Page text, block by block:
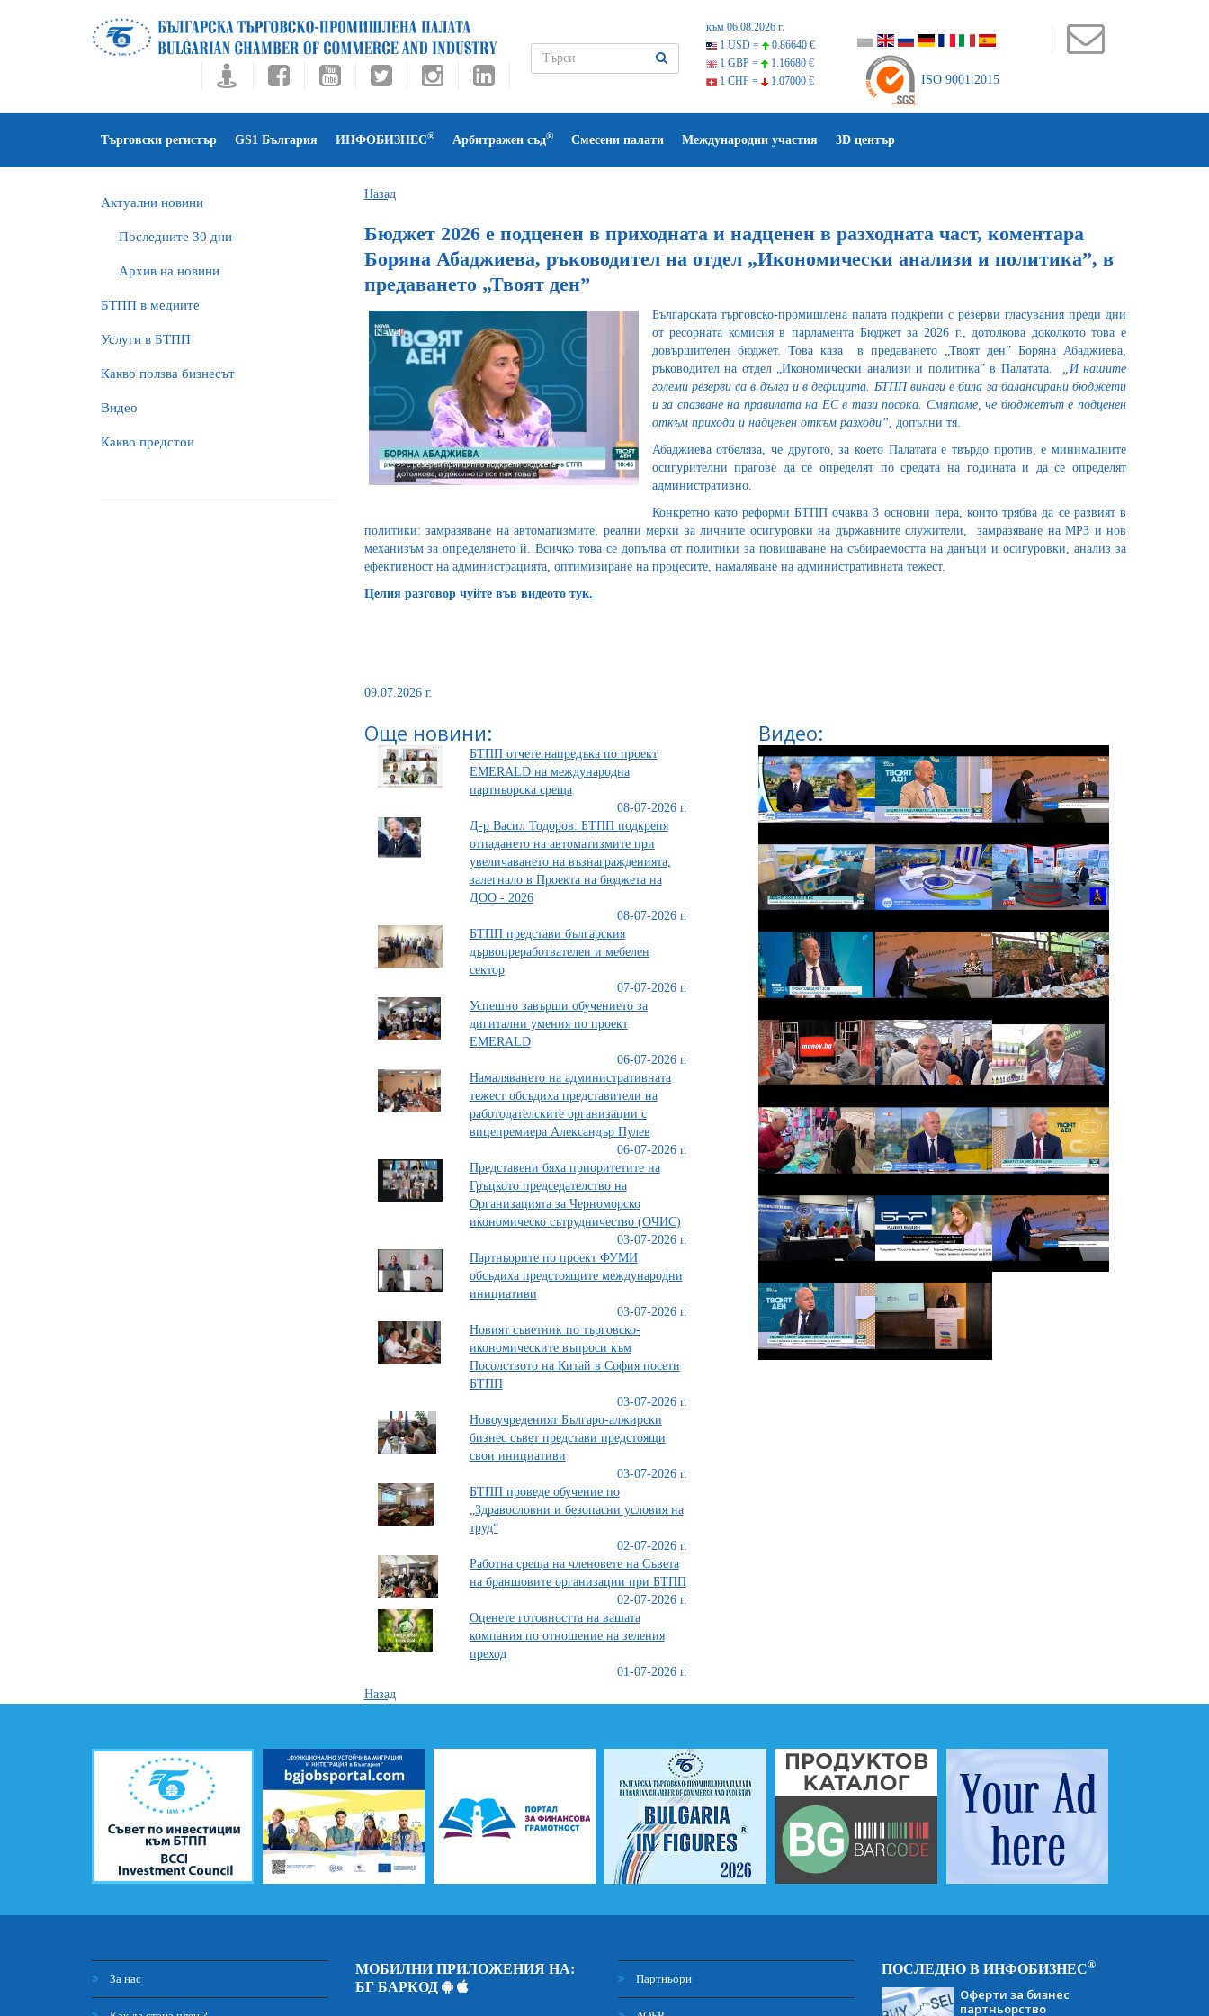
към 06.08.2026 г.
1 USD =
0.86640 €
1 GBP =
1.16680 €
1 CHF =
1.07000 € ISO 9001:2015
Търговски регистър GS1 България ИНФОБИЗНЕС® Арбитражен съд® Смесени палати Международни участия 3D център
Актуални новини
Последните 30 дни
Архив на новини
БTПП в медиите
Услуги в БТПП
Какво ползва бизнесът
Видео
Какво предстои
Назад
Бюджет 2026 е подценен в приходната и надценен в разходната част, коментара
Боряна Абаджиева, ръководител на отдел „Икономически анализи и политика”, в
предаването „Твоят ден”
Българската търговско-промишлена палата подкрепи с резерви гласувания преди дни
от ресорната комисия в парламента Бюджет за 2026 г., дотолкова доколкото това е
довършителен бюджет. Това каза в предаването „Твоят ден” Боряна Абаджиева,
ръководител на отдел „Икономически анализи и политика” в Палатата. „И нашите
големи резерви са в дълга и в дефицита. БТПП винаги е била за балансирани бюджети
и за спазване на правилата на ЕС в тази посока. Смятаме, че бюджетът е подценен
откъм приходи и надценен откъм разходи”, допълни тя.
Абаджиева отбеляза, че другото, за което Палатата е твърдо против, е минималните
осигурителни прагове да се определят по средата на годината и да се определят
административно.
Конкретно като реформи БТПП очаква 3 основни пера, които трябва да се развият в
политики: замразяване на автоматизмите, реални мерки за личните осигуровки на държавните служители, замразяване на МРЗ и нов
механизъм за определянето й. Всичко това се допълва от политики за повишаване на събираемостта на данъци и осигуровки, анализ за
ефективност на администрацията, оптимизиране на процесите, намаляване на административната тежест.
Целия разговор чуйте във видеото тук.
09.07.2026 г.
Още новини:
БТПП отчете напредъка по проект
EMERALD на международна
партньорска среща
08-07-2026 г.
Д-р Васил Тодоров: БТПП подкрепя
отпадането на автоматизмите при
увеличаването на възнагражденията,
залегнало в Проекта на бюджета на
ДОО - 2026
08-07-2026 г.
БТПП представи българския
дървопреработвателен и мебелен
сектор
07-07-2026 г.
Успешно завърши обучението за
дигитални умения по проект
EMERALD
06-07-2026 г.
Намаляването на административната
тежест обсъдиха представители на
работодателските организации с
вицепремиера Александър Пулев
06-07-2026 г.
Представени бяха приоритетите на
Гръцкото председателство на
Организацията за Черноморско
икономическо сътрудничество (ОЧИС)
03-07-2026 г.
Партньорите по проект ФУМИ
обсъдиха предстоящите международни
инициативи
03-07-2026 г.
Новият съветник по търговско-
икономическите въпроси към
Посолството на Китай в София посети
БТПП
03-07-2026 г.
Новоучреденият Българо-алжирски
бизнес съвет представи предстоящи
свои инициативи
03-07-2026 г.
БТПП проведе обучение по
„Здравословни и безопасни условия на
труд“
02-07-2026 г.
Работна среща на членовете на Съвета
на браншовите организации при БТПП
02-07-2026 г.
Оценете готовността на вашата
компания по отношение на зеления
преход
01-07-2026 г.
Видео:
Назад
За нас
МОБИЛНИ ПРИЛОЖЕНИЯ НА:
БГ БАРКОД
Партньори
ПОСЛЕДНО В ИНФОБИЗНЕС®
Оферти за бизнес
партньорство